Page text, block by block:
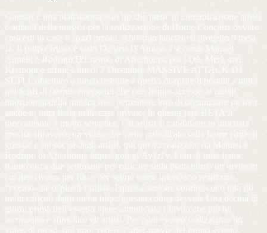
Guestar è una piattaforma/start up che mette in comunicazione artisti
e amanti della musica per la realizzazione di Home Concerts ovvero
concerti in case o spazi privati. Abbiamo lanciato il progetto 9 mesi
fa. Il primo artista è stato Dargen D'Amico, i secondi Manuel
Agnelli e Rodrigo D'Erasmo di Afterhours, poi i DJs Merk and
Kremont e infine Lunedì 7 Dicembre MASSIVE ATTACK DJ
SET! L'obiettivo a lungo termine è quello di aprire il portale a tutti i
musicisti di talento/emergenti che non hanno accesso ai canali
tradizionali della musica live, permettere loro di organizzare un tour
anche in tutta Italia nelle case private. In questa fase BETA il
meccanismo è molto semplice. Gli artisti si candidano in una data
precisa attraverso un video che viene pubblicato sulla home page di
guestar e sui social degli artisti, qui quello realizzato da Manuel e
Rodrigo di Afterhours https://goo.gl/Ay1r7v. I fan di tutta Italia
hanno circa due settimane per caricare sulla piattaforma un invito in
cui descrivono per filo e per segno come intendono realizzare
l'evento che ospiterà l'artista. I questa sezione confluiscono tutti gli
inviti caricati dagli utenti http://guestar.com/a/#events Una decina di
giorni prima dell’evento viene annunciato l’invito che più ha
incuriosito e stimolato gli artisti. Per ogni evento realizziamo un
video di recap, qui puoi vedere l’after-movie del primo evento